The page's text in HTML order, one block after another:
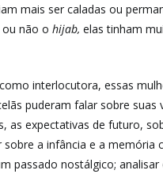
mais ser caladas ou
ou não o hijab, elas tinham
interlocutora, essas
puderam falar sobre suas
as expectativas de futuro,
sobre a infância e a memória
passado nostálgico;